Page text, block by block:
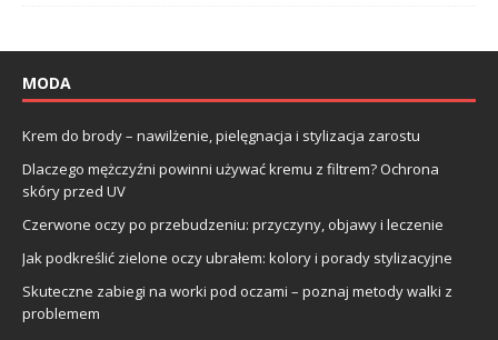
MODA
Krem do brody – nawilżenie, pielęgnacja i stylizacja zarostu
Dlaczego mężczyźni powinni używać kremu z filtrem? Ochrona
skóry przed UV
Czerwone oczy po przebudzeniu: przyczyny, objawy i leczenie
Jak podkreślić zielone oczy ubrałem: kolory i porady stylizacyjne
Skuteczne zabiegi na worki pod oczami – poznaj metody walki z
problemem